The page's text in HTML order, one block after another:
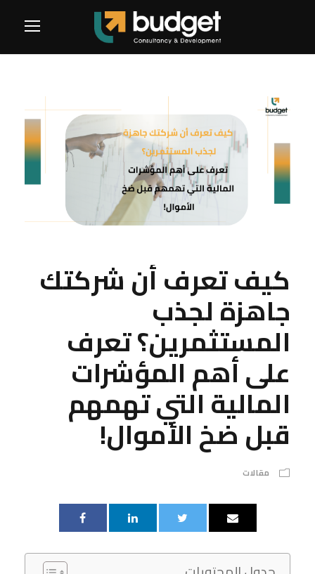
كيف تعرف أن شركتك
جاهزة لجذب
المستثمرين؟ تعرف
على أهم المؤشرات
المالية التي تهمهم
قبل ضخ الأموال!
مقالات